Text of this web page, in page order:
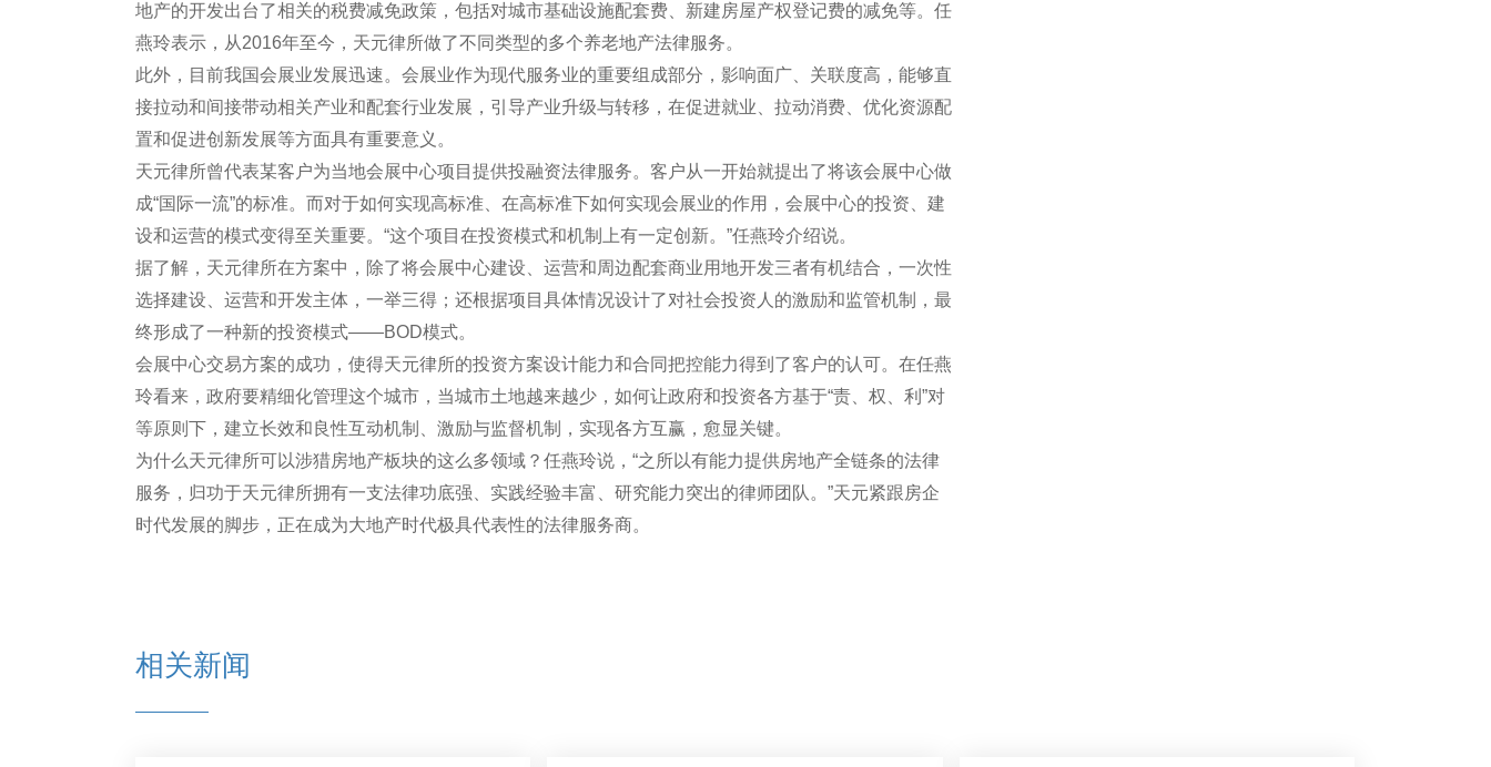
地产的开发出台了相关的税费减免政策，包括对城市基础设施配套费、新建房屋产权登记费的减免等。任
燕玲表示，从2016年至今，天元律所做了不同类型的多个养老地产法律服务。
此外，目前我国会展业发展迅速。会展业作为现代服务业的重要组成部分，影响面广、关联度高，能够直
接拉动和间接带动相关产业和配套行业发展，引导产业升级与转移，在促进就业、拉动消费、优化资源配
置和促进创新发展等方面具有重要意义。
天元律所曾代表某客户为当地会展中心项目提供投融资法律服务。客户从一开始就提出了将该会展中心做
成“国际一流”的标准。而对于如何实现高标准、在高标准下如何实现会展业的作用，会展中心的投资、建
设和运营的模式变得至关重要。“这个项目在投资模式和机制上有一定创新。”任燕玲介绍说。
据了解，天元律所在方案中，除了将会展中心建设、运营和周边配套商业用地开发三者有机结合，一次性
选择建设、运营和开发主体，一举三得；还根据项目具体情况设计了对社会投资人的激励和监管机制，最
终形成了一种新的投资模式——BOD模式。
会展中心交易方案的成功，使得天元律所的投资方案设计能力和合同把控能力得到了客户的认可。在任燕
玲看来，政府要精细化管理这个城市，当城市土地越来越少，如何让政府和投资各方基于“责、权、利”对
等原则下，建立长效和良性互动机制、激励与监督机制，实现各方互赢，愈显关键。
为什么天元律所可以涉猎房地产板块的这么多领域？任燕玲说，“之所以有能力提供房地产全链条的法律
服务，归功于天元律所拥有一支法律功底强、实践经验丰富、研究能力突出的律师团队。”天元紧跟房企
时代发展的脚步，正在成为大地产时代极具代表性的法律服务商。
相关新闻